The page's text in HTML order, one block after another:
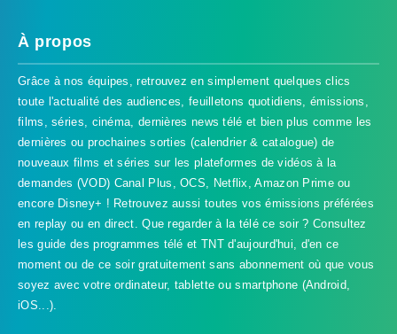
À propos
Grâce à nos équipes, retrouvez en simplement quelques clics
toute l'actualité des audiences, feuilletons quotidiens, émissions,
films, séries, cinéma, dernières news télé et bien plus comme les
dernières ou prochaines sorties (calendrier & catalogue) de
nouveaux films et séries sur les plateformes de vidéos à la
demandes (VOD) Canal Plus, OCS, Netflix, Amazon Prime ou
encore Disney+ ! Retrouvez aussi toutes vos émissions préférées
en replay ou en direct. Que regarder à la télé ce soir ? Consultez
les guide des programmes télé et TNT d'aujourd'hui, d'en ce
moment ou de ce soir gratuitement sans abonnement où que vous
soyez avec votre ordinateur, tablette ou smartphone (Android,
iOS...).
TVProgramme respecte votre vie
TVProgramme utilise des Cookies dans le but de traiter